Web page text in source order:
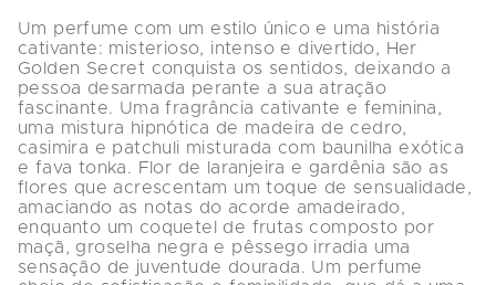
Um perfume com um estilo único e uma história
cativante: misterioso, intenso e divertido, Her
Golden Secret conquista os sentidos, deixando a
pessoa desarmada perante a sua atração
fascinante. Uma fragrância cativante e feminina,
uma mistura hipnótica de madeira de cedro,
casimira e patchuli misturada com baunilha exótica
e fava tonka. Flor de laranjeira e gardênia são as
flores que acrescentam um toque de sensualidade,
amaciando as notas do acorde amadeirado,
enquanto um coquetel de frutas composto por
maçã, groselha negra e pêssego irradia uma
sensação de juventude dourada. Um perfume